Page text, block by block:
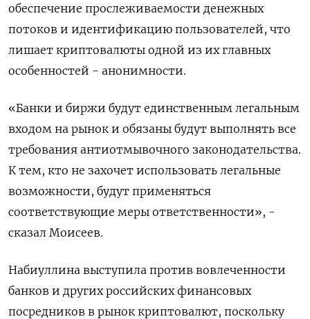
обеспечение прослеживаемости денежных
потоков и идентификацию пользователей, что
лишает криптовалюты одной из их главных
особенностей - анонимности.
«Банки и биржи будут единственным легальным
входом на рынок и обязаны будут выполнять все
требования антиотмывочного законодательства.
К тем, кто не захочет использовать легальные
возможности, будут применяться
соответствующие меры ответственности», -
сказал Моисеев.
Набиуллина выступила против вовлеченности
банков и других российских финансовых
посредников в рынок криптовалют, поскольку